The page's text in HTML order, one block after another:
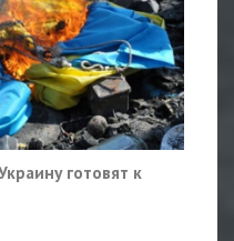
готовят к